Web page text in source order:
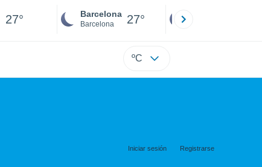
27° Barcelona
Barcelona 27°
ºC
Iniciar sesión Registrarse